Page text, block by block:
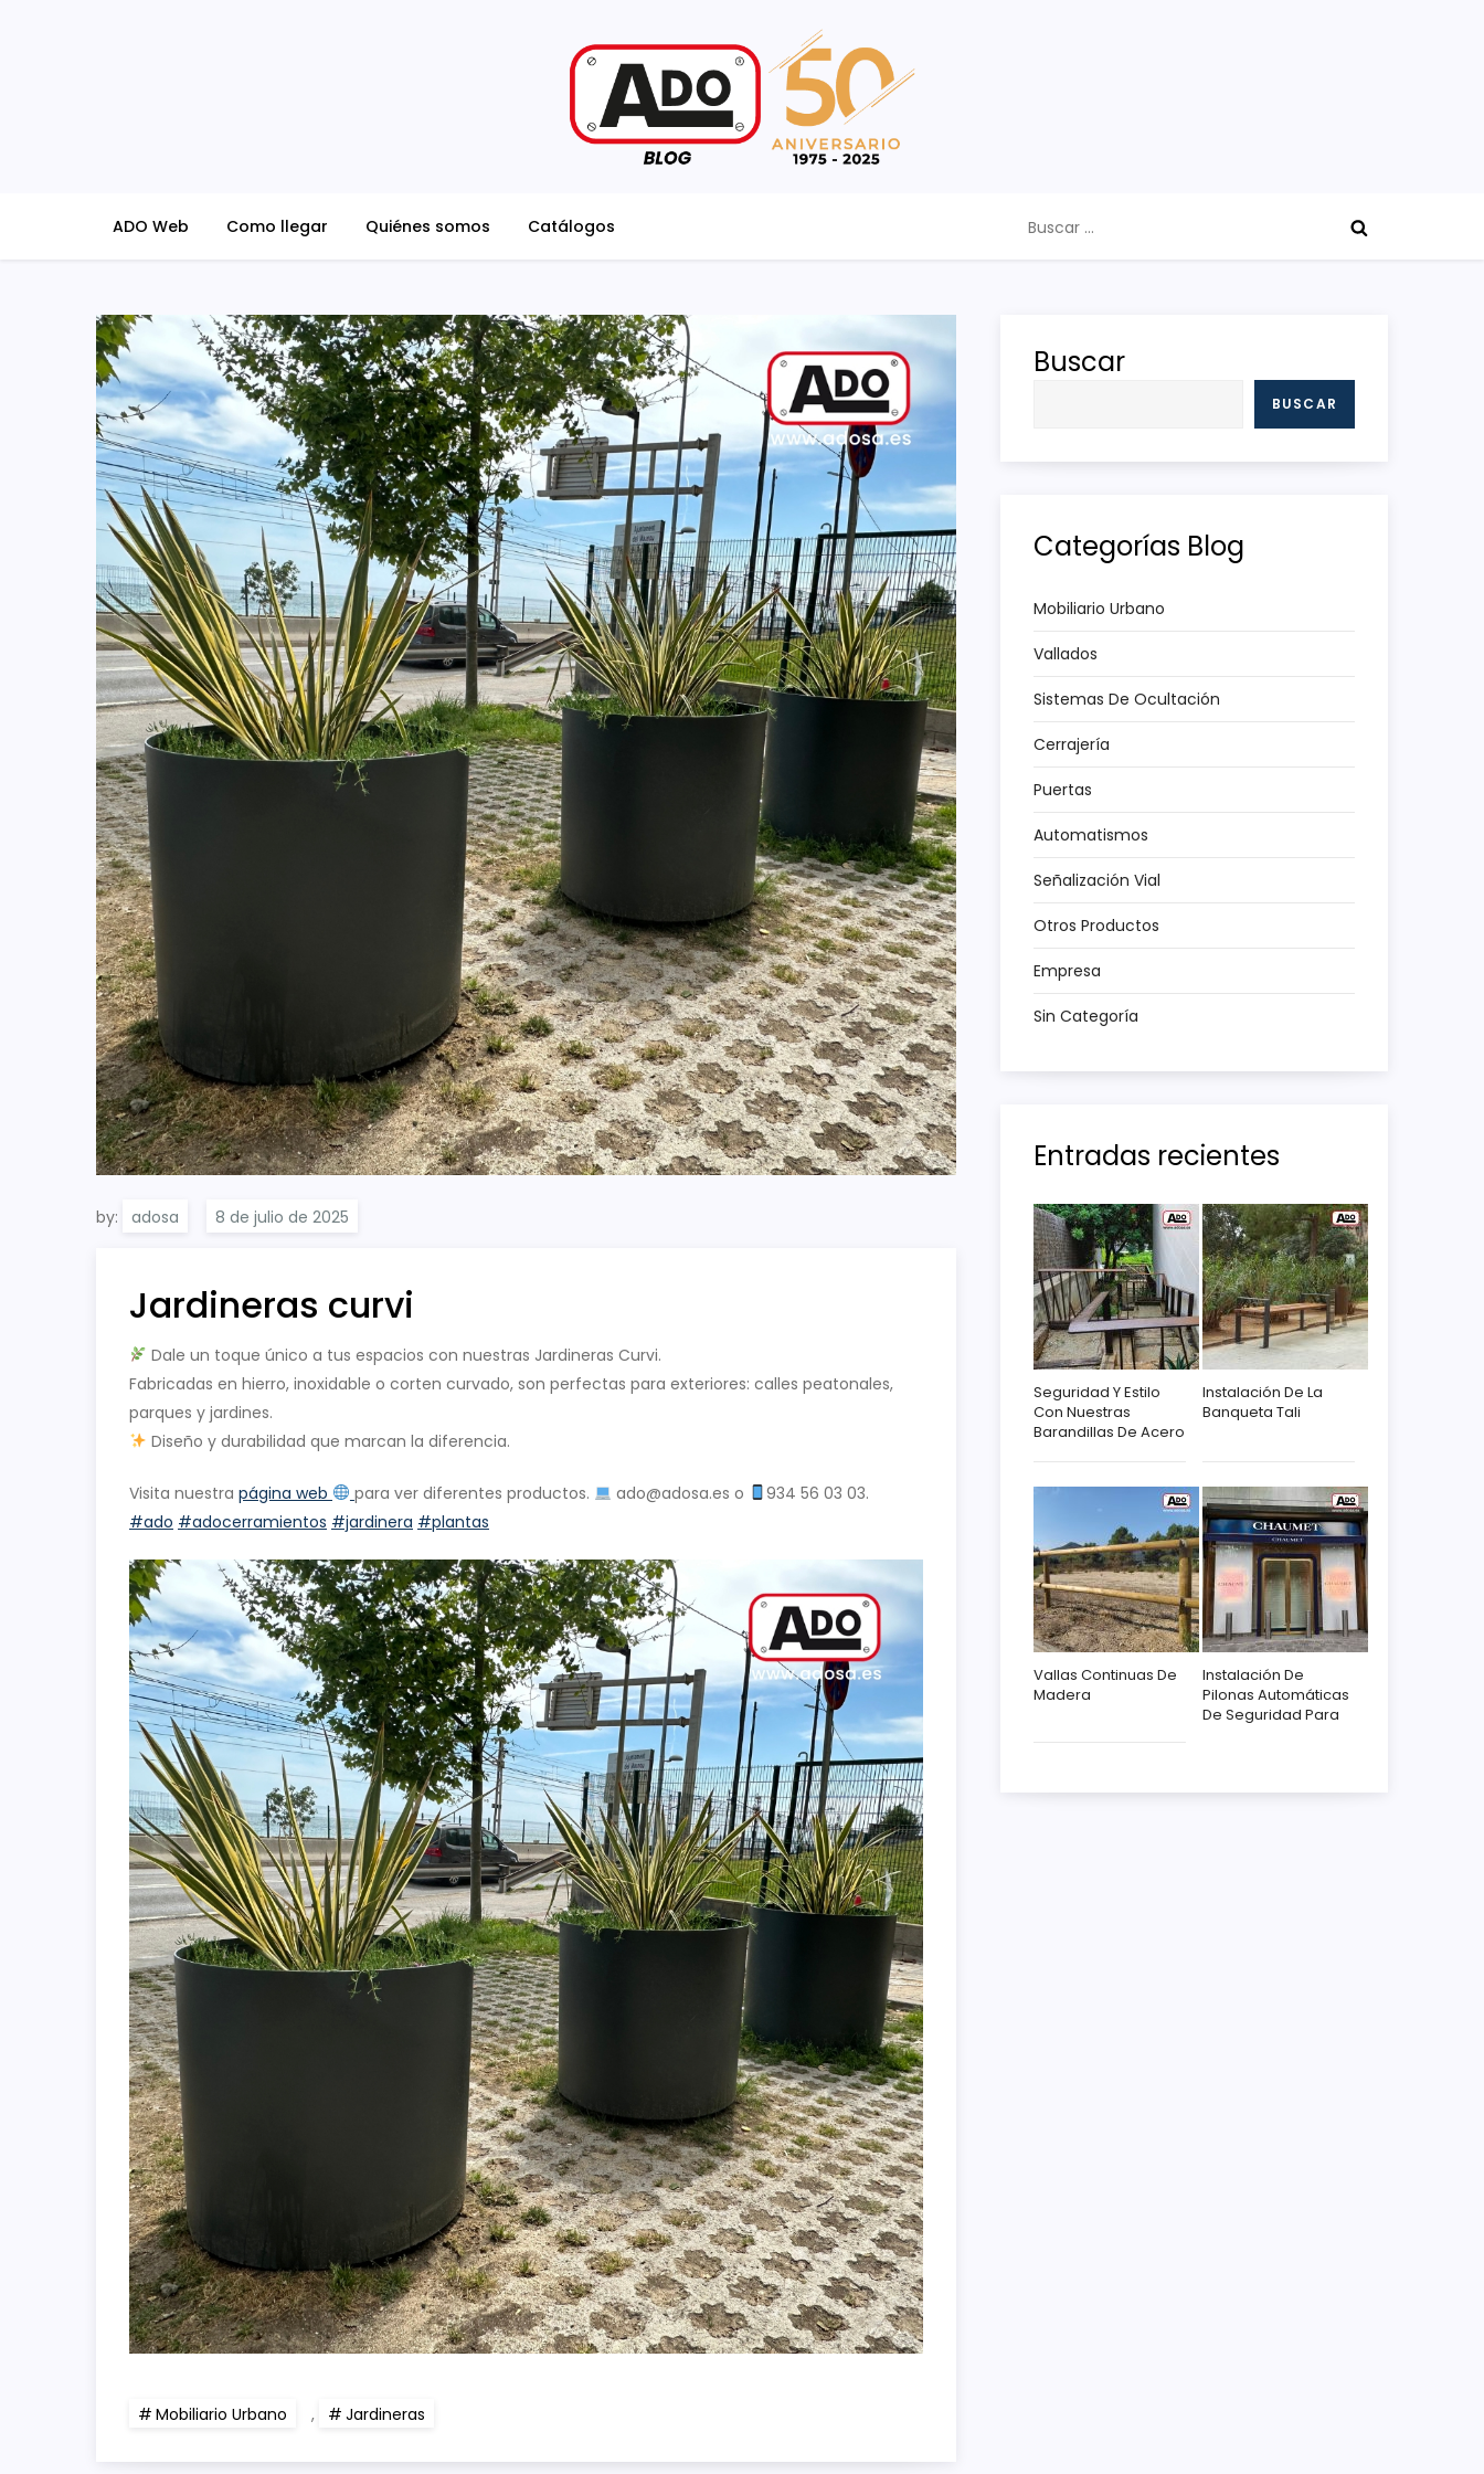
ADO Web Como llegar Quiénes somos Catálogos
by: adosa
Jardineras curvi
Dale un toque único a tus espacios con nuestras Jardineras Curvi.
Fabricadas en hierro, inoxidable o corten curvado, son perfectas para exteriores: calles peatonales,
parques y jardines.
Diseño y durabilidad que marcan la diferencia.
Visita nuestra página web para ver diferentes productos. ado@adosa.es o
934 56 03 03.
#ado #adocerramientos #jardinera #plantas
Mobiliario Urbano , Jardineras
Buscar
BUSCAR
Categorías Blog
Mobiliario Urbano
Vallados
Sistemas De Ocultación
Cerrajería
Puertas
Automatismos
Señalización Vial
Otros Productos
Empresa
Sin Categoría
Entradas recientes
Seguridad Y Estilo
Con Nuestras
Barandillas De Acero
Instalación De La
Banqueta Tali
Vallas Continuas De
Madera
Instalación De
Pilonas Automáticas
De Seguridad Para